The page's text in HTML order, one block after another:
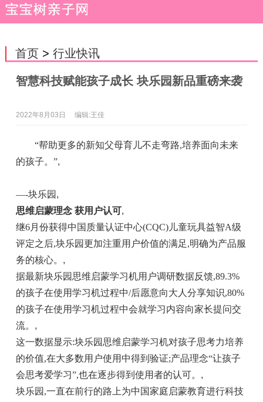
首页> 行业快讯
智慧科技赋能孩子成长 块乐园新品重磅来袭
2022年8月03日 编辑:王佳
“帮助更多的新知父母育儿不走弯路,培养面向未来
的孩子。”,
—-块乐园 ,
思维启蒙理念 获用户认可,
继6月份获得中国质量认证中心(CQC)儿童玩具益智A级
评定之后,块乐园更加注重用户价值的满足,明确为产品服
务的核心。 ,
据最新块乐园思维启蒙学习机用户调研数据反馈,89.3%
的孩子在使用学习机过程中/后愿意向大人分享知识,80%
的孩子在使用学习机过程中会就学习内容向家长提问交
流。 ,
这一数据显示:块乐园思维启蒙学习机对孩子思考力培养
的价值,在大多数用户使用中得到验证;产品理念“让孩子
会思考爱学习”,也在逐步得到使用者的认可。 ,
块乐园,一直在前行的路上为中国家庭启蒙教育进行科技